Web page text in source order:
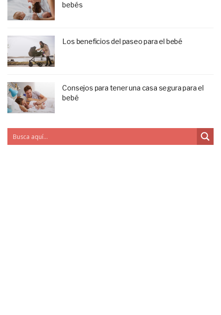
bebés
Los beneficios del paseo para el bebé
Consejos para tener una casa segura para el
bebé